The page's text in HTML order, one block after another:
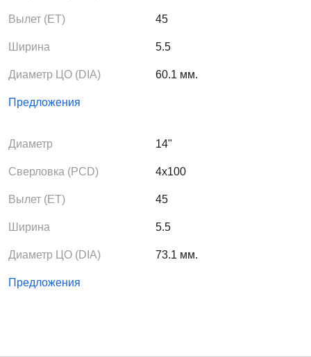
Вылет (ЕТ) 45
Ширина 5.5
Диаметр ЦО (DIA) 60.1 мм.
Предложения
Диаметр 14"
Сверловка (PCD) 4x100
Вылет (ЕТ) 45
Ширина 5.5
Диаметр ЦО (DIA) 73.1 мм.
Предложения